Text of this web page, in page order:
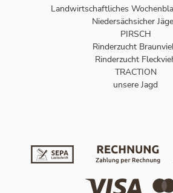
Landwirtschaftliches
Niedersächsicher
PIRSCH
Rinderzucht
Rinderzucht
TRACTION
unsere Jagd